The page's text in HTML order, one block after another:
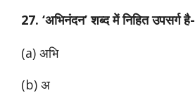
27. ‘अभिनंदन’ शब्द में निहित उपसर्ग है-
(a) अभि
(b) अ